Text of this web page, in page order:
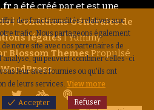
a été créé par et est une
|Conditions Générales de
légales|Yummy
Blossom Themes.Propulsé
WordPress.
des fonctionnalités relatives aux
trafic. Nous partageons également
notre site avec nos partenaires de
qui peuvent combiner celles-ci
leur avez fournies ou qu'ils ont
de leurs services. View more
Accepter Refuser